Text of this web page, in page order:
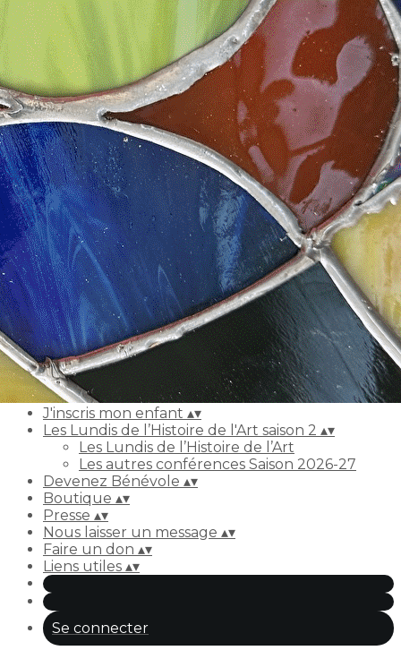
Exporter les lignes sélectionnées
Exporter toutes les colonnes
Exporter uniquement les colonnes affichées
Menu
Ajoutez un logo, un bouton, des réseaux sociaux
Cliquez pour éditer
Accueil▴▾
Les Ateliers▴▾
Dessin d'art
Modelage
Mosaïque
Sculpture du carton
Tapisserie
Vitrail
Tissage
Carré de jardin
Les Archers du Vaudreuil▴▾
J'inscris mon enfant ▴▾
Les Lundis de l’Histoire de l'Art saison 2 ▴▾
Les Lundis de l’Histoire de l’Art
Les autres conférences Saison 2026-27
Devenez Bénévole ▴▾
Boutique ▴▾
Presse ▴▾
Nous laisser un message ▴▾
Faire un don ▴▾
Liens utiles ▴▾
Se connecter